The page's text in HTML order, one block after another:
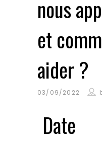
nous
et
aider ?
03/09/2022
Date